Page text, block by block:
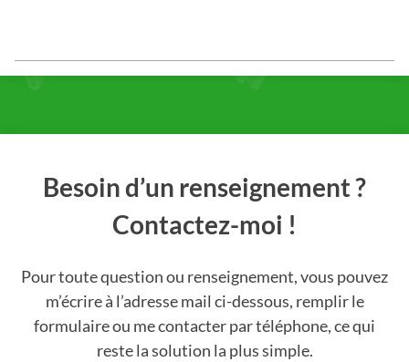
Besoin d’un renseignement ?
Contactez-moi !
Pour toute question ou renseignement, vous pouvez
m’écrire à l’adresse mail ci-dessous, remplir le
formulaire ou me contacter par téléphone, ce qui
reste la solution la plus simple.